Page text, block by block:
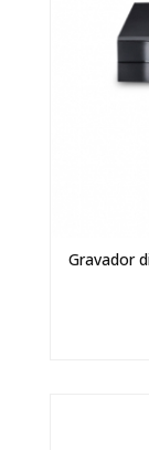
Gravador